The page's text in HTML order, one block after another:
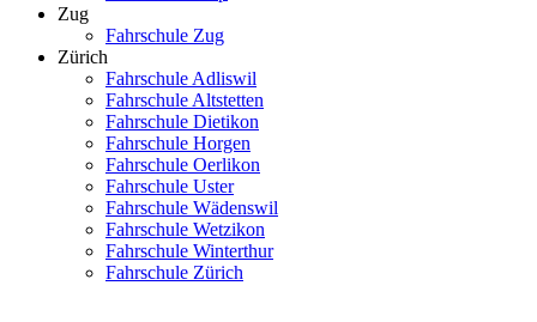
Zug
Fahrschule Zug
Zürich
Fahrschule Adliswil
Fahrschule Altstetten
Fahrschule Dietikon
Fahrschule Horgen
Fahrschule Oerlikon
Fahrschule Uster
Fahrschule Wädenswil
Fahrschule Wetzikon
Fahrschule Winterthur
Fahrschule Zürich